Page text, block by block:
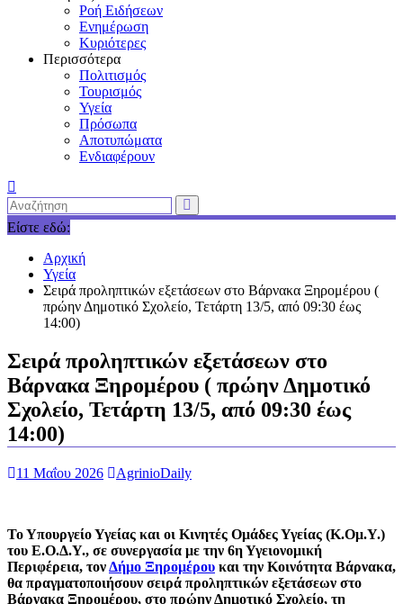
Ροή Ειδήσεων
Ενημέρωση
Κυριότερες
Περισσότερα
Πολιτισμός
Τουρισμός
Υγεία
Πρόσωπα
Αποτυπώματα
Ενδιαφέρουν
Είστε εδώ:
Αρχική
Υγεία
Σειρά προληπτικών εξετάσεων στο Βάρνακα Ξηρομέρου (
πρώην Δημοτικό Σχολείο, Τετάρτη 13/5, από 09:30 έως
14:00)
Σειρά προληπτικών εξετάσεων στο
Βάρνακα Ξηρομέρου ( πρώην Δημοτικό
Σχολείο, Τετάρτη 13/5, από 09:30 έως
14:00)
11 Μαΐου 2026 AgrinioDaily
Το Υπουργείο Υγείας και οι Κινητές Ομάδες Υγείας (Κ.Ομ.Υ.)
του Ε.Ο.Δ.Υ., σε συνεργασία με την 6η Υγειονομική
Περιφέρεια, τονΔήμο Ξηρομέρου και την Κοινότητα Βάρνακα,
θα πραγματοποιήσουν σειρά προληπτικών εξετάσεων στο
Βάρνακα Ξηρομέρου, στο πρώην Δημοτικό Σχολείο, τη